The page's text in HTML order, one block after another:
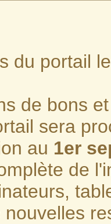
du portail
de bons
sera
au 1er
de